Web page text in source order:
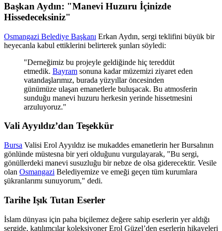
Başkan Aydın: "Manevi Huzuru İçinizde
Hissedeceksiniz"
Osmangazi Belediye Başkanı Erkan Aydın, sergi teklifini büyük bir
heyecanla kabul ettiklerini belirterek şunları söyledi:
"Derneğimiz bu projeyle geldiğinde hiç tereddüt
etmedik. Bayram sonuna kadar müzemizi ziyaret eden
vatandaşlarımız, burada yüzyıllar öncesinden
günümüze ulaşan emanetlerle buluşacak. Bu atmosferin
sunduğu manevi huzuru herkesin yerinde hissetmesini
arzuluyoruz."
Vali Ayyıldız’dan Teşekkür
Bursa Valisi Erol Ayyıldız ise mukaddes emanetlerin her Bursalının
gönlünde müstesna bir yeri olduğunu vurgulayarak, "Bu sergi,
gönüllerdeki manevi susuzluğu bir nebze de olsa giderecektir. Vesile
olan Osmangazi Belediyemize ve emeği geçen tüm kurumlara
şükranlarımı sunuyorum," dedi.
Tarihe Işık Tutan Eserler
İslam dünyası için paha biçilemez değere sahip eserlerin yer aldığı
sergide, katılımcılar koleksiyoner Erol Güzel’den eserlerin hikayeleri